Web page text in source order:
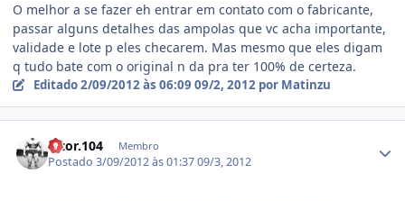
O melhor a se fazer eh entrar em contato com o fabricante,
passar alguns detalhes das ampolas que vc acha importante,
validade e lote p eles checarem. Mas mesmo que eles digam
q tudo bate com o original n da pra ter 100% de certeza.
Editado2/09/2012 às 06:09 09/2, 2012 por Matinzu
Vitor.104 Membro
Postado3/09/2012 às 01:3709/3, 2012